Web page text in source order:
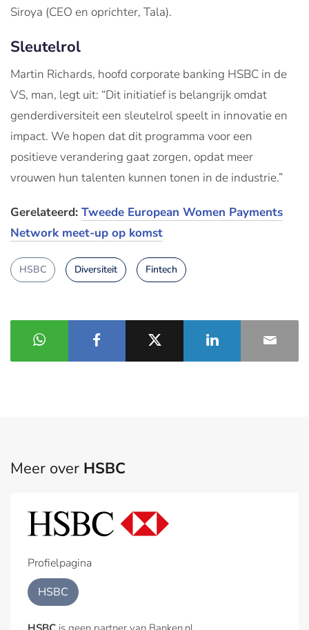
Siroya (CEO en oprichter, Tala).
Sleutelrol
Martin Richards, hoofd corporate banking HSBC in de
VS, man, legt uit: “Dit initiatief is belangrijk omdat
genderdiversiteit een sleutelrol speelt in innovatie en
impact. We hopen dat dit programma voor een
positieve verandering gaat zorgen, opdat meer
vrouwen hun talenten kunnen tonen in de industrie.”
Gerelateerd: Tweede European Women Payments
Network meet-up op komst
HSBC Diversiteit Fintech
Meer over HSBC
Profielpagina
HSBC